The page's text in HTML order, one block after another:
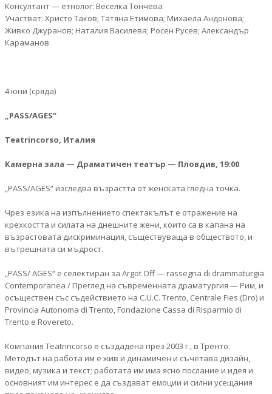
Консултант — етнолог: Веселка Тончева
Участват: Христо Таков; Татяна Етимова; Михаела Андонова;
Живко Джуранов; Наталия Василева; Росен Русев; Александър
Караманов
4 юни (сряда)
„PASS/AGES“
Teatrincorso, Италия
Камерна зала — Драматичен театър — Пловдив, 19:00
„PASS/AGES“ изследва възрастта от женската гледна точкa.
Чрез езика на изпълнението спектакълът е отражение на
крехкостта и силата на днешните жени, които са в капанa на
възрастовата дискриминация, съществуваща в обществото, и
вътрешната си мъдрост.
„PASS/ AGES“ е селектиран за Argot Off — rassegna di drammaturgia
Contemporanea / Преглед на съвременната драматургия — Рим, и
осъществен със съдействието на C.U.C. Trento, Centrale Fies (Dro) и
Provincia Autonoma di Trento, Fondazione Cassa di Risparmio di
Trento e Rovereto.
Компания Teatrincorso е създадена през 2003 г., в Тренто.
Методът на работа им е жив и динамичен и съчетава дизайн,
видео, музика и текст; работата им има ясно послание и идея и
основният им интерес е да създават емоции и силни усещания